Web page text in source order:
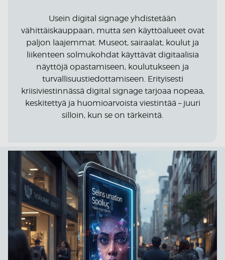
Usein digital signage yhdistetään
vähittäiskauppaan, mutta sen käyttöalueet ovat
paljon laajemmat. Museot, sairaalat, koulut ja
liikenteen solmukohdat käyttävät digitaalisia
näyttöjä opastamiseen, koulutukseen ja
turvallisuustiedottamiseen. Erityisesti
kriisiviestinnässä digital signage tarjoaa nopeaa,
keskitettyä ja huomioarvoista viestintää – juuri
silloin, kun se on tärkeintä.